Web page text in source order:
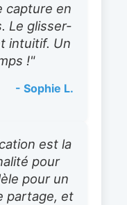
capture en
Le glisser-
intuitif. Un
!"
- Sophie L.
est la
pour
pour un
partage, et